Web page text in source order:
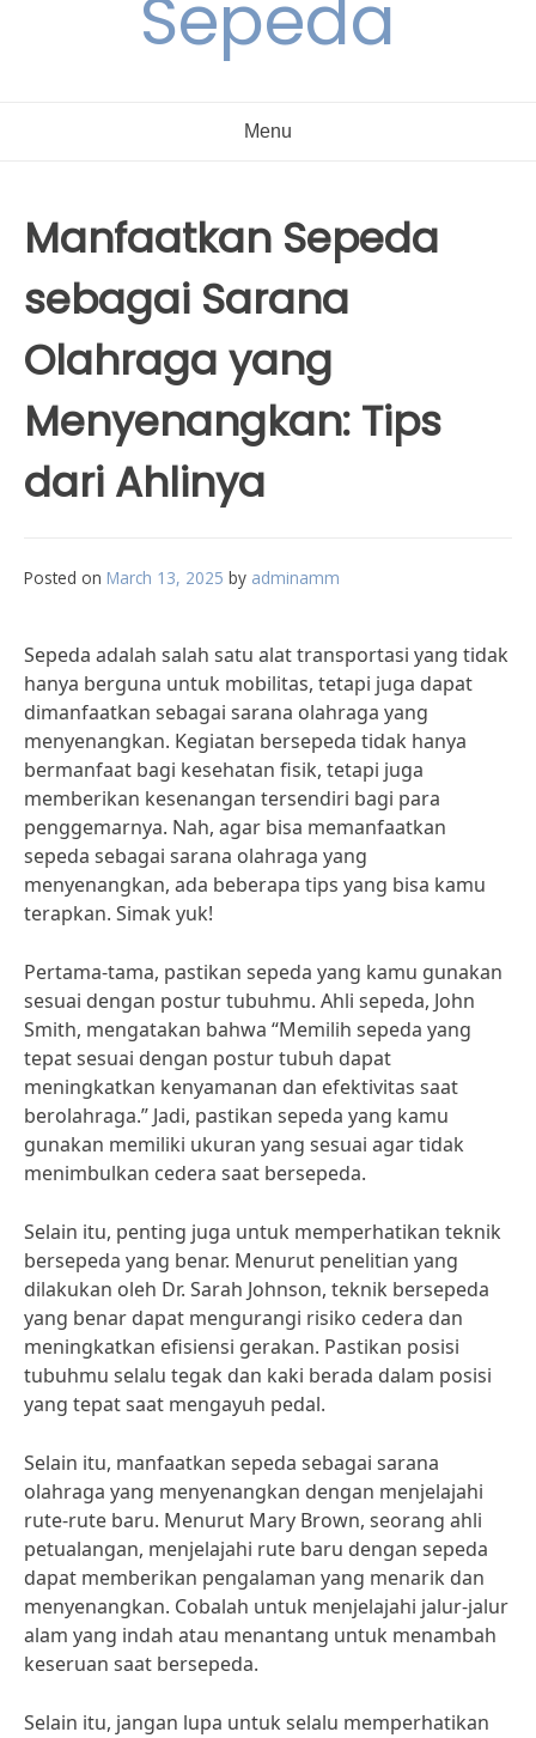
Sepeda
Menu
Manfaatkan Sepeda
sebagai Sarana
Olahraga yang
Menyenangkan: Tips
dari Ahlinya
Posted on March 13, 2025 by adminamm
Sepeda adalah salah satu alat transportasi yang tidak
hanya berguna untuk mobilitas, tetapi juga dapat
dimanfaatkan sebagai sarana olahraga yang
menyenangkan. Kegiatan bersepeda tidak hanya
bermanfaat bagi kesehatan fisik, tetapi juga
memberikan kesenangan tersendiri bagi para
penggemarnya. Nah, agar bisa memanfaatkan
sepeda sebagai sarana olahraga yang
menyenangkan, ada beberapa tips yang bisa kamu
terapkan. Simak yuk!
Pertama-tama, pastikan sepeda yang kamu gunakan
sesuai dengan postur tubuhmu. Ahli sepeda, John
Smith, mengatakan bahwa “Memilih sepeda yang
tepat sesuai dengan postur tubuh dapat
meningkatkan kenyamanan dan efektivitas saat
berolahraga.” Jadi, pastikan sepeda yang kamu
gunakan memiliki ukuran yang sesuai agar tidak
menimbulkan cedera saat bersepeda.
Selain itu, penting juga untuk memperhatikan teknik
bersepeda yang benar. Menurut penelitian yang
dilakukan oleh Dr. Sarah Johnson, teknik bersepeda
yang benar dapat mengurangi risiko cedera dan
meningkatkan efisiensi gerakan. Pastikan posisi
tubuhmu selalu tegak dan kaki berada dalam posisi
yang tepat saat mengayuh pedal.
Selain itu, manfaatkan sepeda sebagai sarana
olahraga yang menyenangkan dengan menjelajahi
rute-rute baru. Menurut Mary Brown, seorang ahli
petualangan, menjelajahi rute baru dengan sepeda
dapat memberikan pengalaman yang menarik dan
menyenangkan. Cobalah untuk menjelajahi jalur-jalur
alam yang indah atau menantang untuk menambah
keseruan saat bersepeda.
Selain itu, jangan lupa untuk selalu memperhatikan